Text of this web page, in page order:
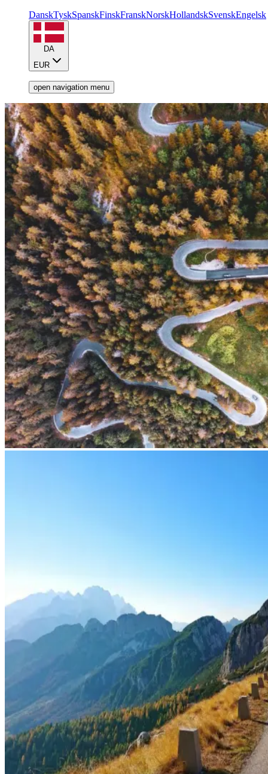
DanskTyskSpanskFinskFranskNorskHollandskSvenskEngelsk
DA
EUR
open navigation menu